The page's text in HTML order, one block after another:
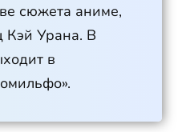
сюжета аниме,
Кэй Урана. В
в